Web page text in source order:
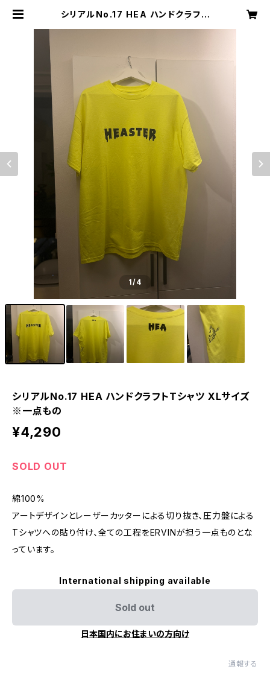
シリアルNo.17 HEA ハンドクラフト
1/4
シリアルNo.17 HEA ハンドクラフトTシャツ XLサイズ
※一点もの
¥4,290
SOLD OUT
綿100%
アートデザインとレーザーカッターによる切り抜き、圧力盤による
Tシャツへの貼り付け、全ての工程をERVINが担う一点ものとな
っています。
International shipping available
Sold out
日本国内にお住まいの方向け
通報する